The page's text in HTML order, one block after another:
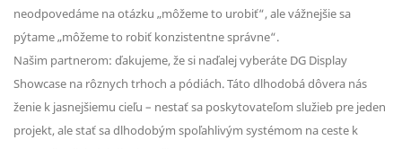
neodpovedáme na otázku „môžeme to urobiť“, ale vážnejšie sa
pýtame „môžeme to robiť konzistentne správne“.
Našim partnerom: ďakujeme, že si naďalej vyberáte DG Display
Showcase na rôznych trhoch a pódiách. Táto dlhodobá dôvera nás
ženie k jasnejšiemu cieľu – nestať sa poskytovateľom služieb pre jeden
projekt, ale stať sa dlhodobým spoľahlivým systémom na ceste k